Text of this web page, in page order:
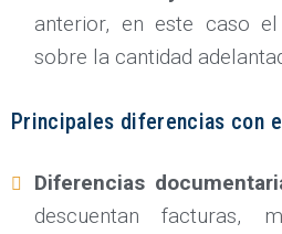
anterior, en este caso
sobre la cantidad
Principales diferencias con
Diferencias
descuentan facturas,